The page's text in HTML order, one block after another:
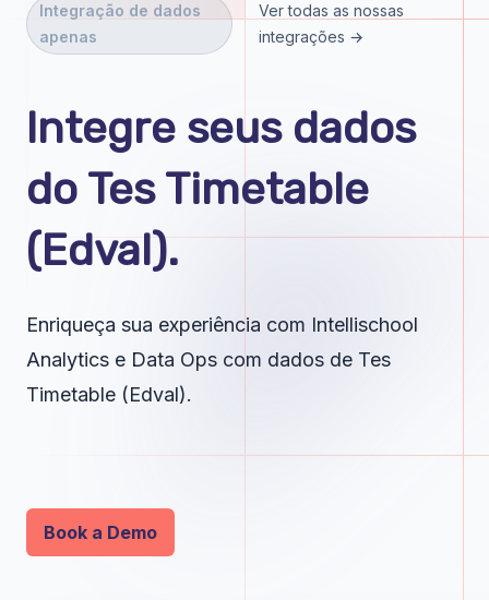
Integrations
Company
Blog
Integração de dados
apenas
Ver todas as nossas
integrações →
Integre seus dados
do Tes Timetable
(Edval).
Enriqueça sua experiência com Intellischool
Analytics e Data Ops com dados de Tes
Timetable (Edval).
Book a Demo